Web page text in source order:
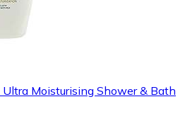
Moisturising Shower & Bath